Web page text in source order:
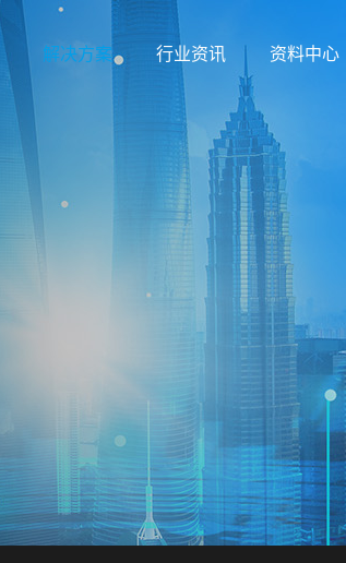
解决方案 行业资讯 资料中心